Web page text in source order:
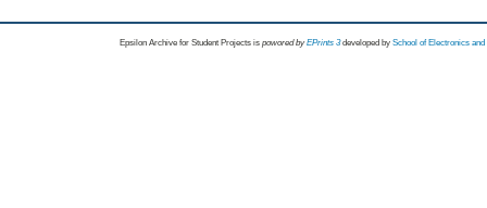
Epsilon Archive for Student Projects is powored byEPrints 3 developed by School of Electronics